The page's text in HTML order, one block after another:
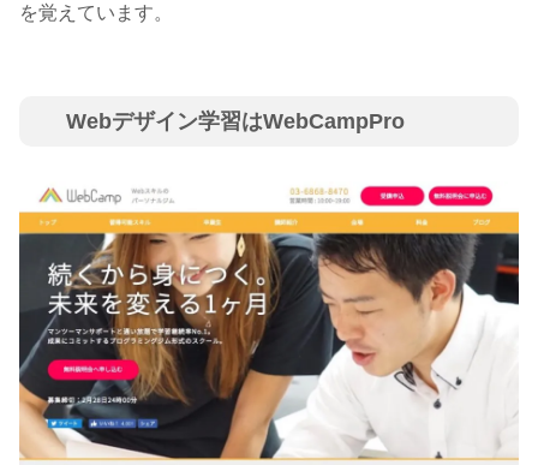
を覚えています。
Webデザイン学習はWebCampPro